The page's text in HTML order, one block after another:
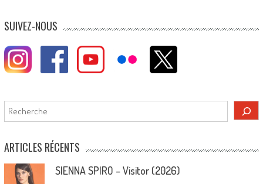
SUIVEZ-NOUS
Rechercher
ARTICLES RÉCENTS
SIENNA SPIRO – Visitor (2026)